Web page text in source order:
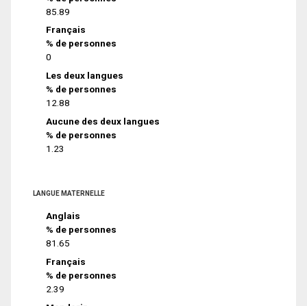
85.89
Français
% de personnes
0
Les deux langues
% de personnes
12.88
Aucune des deux langues
% de personnes
1.23
LANGUE MATERNELLE
Anglais
% de personnes
81.65
Français
% de personnes
2.39